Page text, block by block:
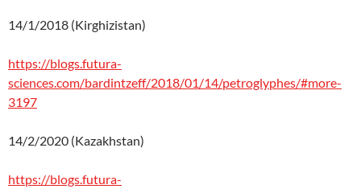
14/1/2018 (Kirghizistan)
https://blogs.futura-
sciences.com/bardintzeff/2018/01/14/petroglyphes/#more-
3197
14/2/2020 (Kazakhstan)
https://blogs.futura-